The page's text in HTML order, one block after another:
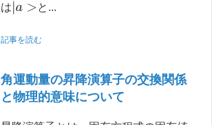
は|a> と...
記事を読む
角運動量の昇降演算子の交換関係
と物理的意味について